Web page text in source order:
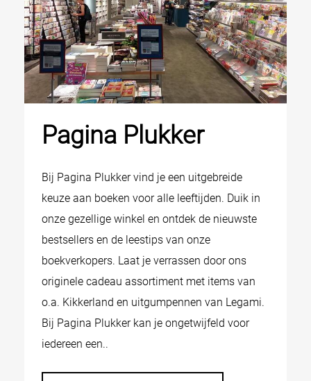
Pagina Plukker
Bij Pagina Plukker vind je een uitgebreide
keuze aan boeken voor alle leeftijden. Duik in
onze gezellige winkel en ontdek de nieuwste
bestsellers en de leestips van onze
boekverkopers. Laat je verrassen door ons
originele cadeau assortiment met items van
o.a. Kikkerland en uitgumpennen van Legami.
Bij Pagina Plukker kan je ongetwijfeld voor
iedereen een..